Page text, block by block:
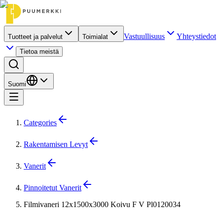
Tuotteet ja palvelut Toimialat Vastuullisuus Yhteystiedot
Tietoa meistä
Suomi
Categories
Rakentamisen Levyt
Vanerit
Pinnoitetut Vanerit
Filmivaneri 12x1500x3000 Koivu F V Pl0120034